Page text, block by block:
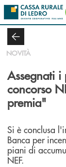
Salta al contenuto
NOVITÀ
Assegnati i
concorso
premia"
Si è conclusa
Banca per
piani di
NEF.